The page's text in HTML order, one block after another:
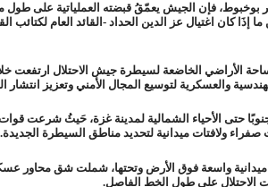
بوخبوط، فإن الجيش يعمّقُ قبضته العملياتية على طول
إذَا كان اغتيال عز الدين الحداد -القائد العام
والعسكرية لتوسيع المجال الأمني وتعزيز انتشار
حتى الأحياء الشمالية لمدينة غزة، حَيثُ شرعت قوات
واسعة فوق الأرض وتحتها، شملت شق محاور
الاحتلال على طول الخط الفاصل.